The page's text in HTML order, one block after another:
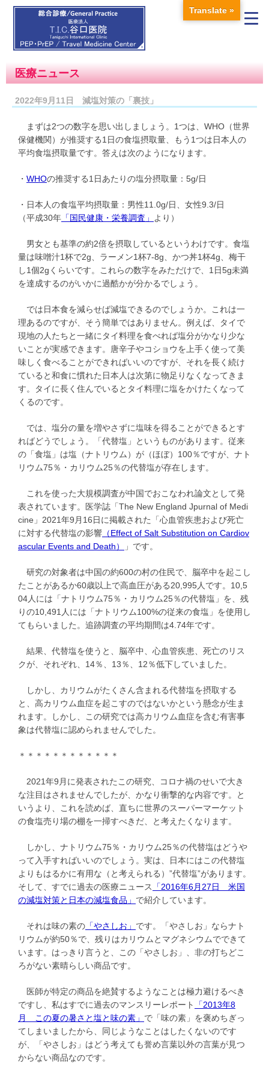
医療ニュース
2022年9月11日 減塩対策の「裏技」
まずは2つの数字を思い出しましょう。1つは、WHO（世界
保健機関）が推奨する1日の食塩摂取量、もう1つは日本人の
平均食塩摂取量です。答えは次のようになります。
・ WHOの推奨する1日あたりの塩分摂取量：5g/日
・日本人の食塩平均摂取量：男性11.0g/日、女性9.3/日
（平成30年 「国民健康・栄養調査」 より）
男女とも基準の約2倍を摂取しているというわけです。食塩
量は味噌汁1杯で2g、ラーメン1杯7-8g、かつ丼1杯4g、梅干
し1個2gくらいです。これらの数字をみただけで、1日5g未満
を達成するのがいかに過酷かが分かるでしょう。
では日本食を減らせば減塩できるのでしょうか。これは一
理あるのですが、そう簡単ではありません。例えば、タイで
現地の人たちと一緒にタイ料理を食べれば塩分がかなり少な
いことが実感できます。唐辛子やコショウを上手く使って美
味しく食べることができればいいのですが、それを長く続け
ていると和食に慣れた日本人は次第に物足りなくなってきま
す。タイに長く住んでいるとタイ料理に塩をかけたくなって
くるのです。
では、塩分の量を増やさずに塩味を得ることができるとす
ればどうでしょう。「代替塩」というものがあります。従来
の「食塩」は塩（ナトリウム）が（ほぼ）100％ですが、ナト
リウム75％・カリウム25％の代替塩が存在します。
これを使った大規模調査が中国でおこなわれ論文として発
表されています。医学誌「The New England Jpurnal of Medi
cine」2021年9月16日に掲載された「心血管疾患および死亡
に対する代替塩の影響 （Effect of Salt Substitution on Cardiov
ascular Events and Death）
」です。
研究の対象者は中国の約600の村の住民で、脳卒中を起こし
たことがあるか60歳以上で高血圧がある20,995人です。10,5
04人には「ナトリウム75％・カリウム25％の代替塩」を、残
りの10,491人には「ナトリウム100%の従来の食塩」を使用し
てもらいました。追跡調査の平均期間は4.74年です。
結果、代替塩を使うと、脳卒中、心血管疾患、死亡のリス
クが、それぞれ、14％、13％、12％低下していました。
しかし、カリウムがたくさん含まれる代替塩を摂取する
と、高カリウム血症を起こすのではないかという懸念が生ま
れます。しかし、この研究では高カリウム血症を含む有害事
象は代替塩に認められませんでした。
＊＊＊＊＊＊＊＊＊＊＊＊
2021年9月に発表されたこの研究、コロナ禍のせいで大き
な注目はされませんでしたが、かなり衝撃的な内容です。と
いうより、これを読めば、直ちに世界のスーパーマーケット
の食塩売り場の棚を一掃すべきだ、と考えたくなります。
しかし、ナトリウム75％・カリウム25％の代替塩はどうや
って入手すればいいのでしょう。実は、日本にはこの代替塩
よりもはるかに有用な（と考えられる）”代替塩”があります。
そして、すでに過去の医療ニュース
「2016年6月27日 米国
の減塩対策と日本の減塩食品」 で紹介しています。
それは味の素の 「やさしお」 です。「やさしお」ならナト
リウムが約50％で、残りはカリウムとマグネシウムでできて
います。はっきり言うと、この「やさしお」、非の打ちどこ
ろがない素晴らしい商品です。
医師が特定の商品を絶賛するようなことは極力避けるべき
ですし、私はすでに過去のマンスリーレポート
「2013年8
月 この夏の暑さと塩と味の素」 で「味の素」を褒めちぎっ
てしまいましたから、同じようなことはしたくないのです
が、「やさしお」はどう考えても誉め言葉以外の言葉が見つ
からない商品なのです。
Translate »